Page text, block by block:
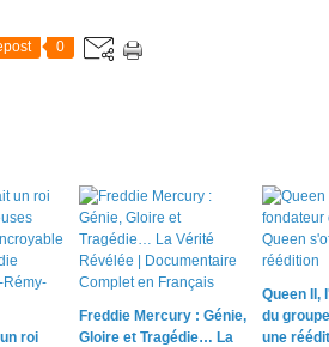
0
roi
Freddie Mercury : Génie,
Gloire et Tragédie… La
Queen II,
du
une